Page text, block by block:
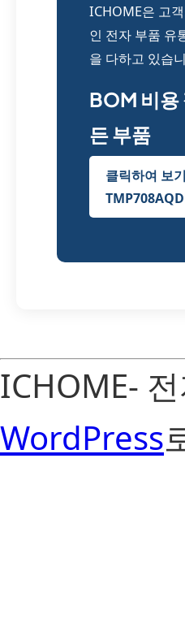
ICHOME은 고
인 전자 부품 유
을 다하고 있습
BOM 비용
든 부품
클릭하여 보기
ICHOME-
WordPress